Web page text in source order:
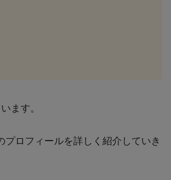
ます。
プロフィールを詳しく紹介していき